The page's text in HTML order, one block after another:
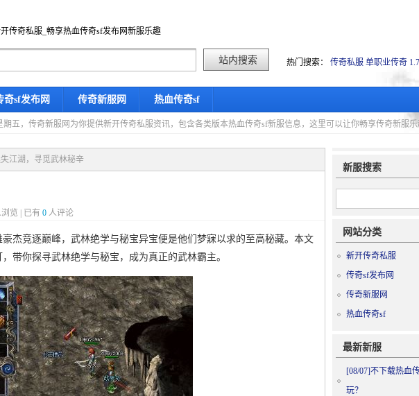
传奇私服_畅享热血传奇sf发布网新服乐趣
热门搜索： 传奇私服 单职业传奇
奇sf发布网 传奇新服网 热血传奇sf
期五，传奇新服网为你提供新开传奇私服资讯，包含各类版本热血传奇sf新服信息，这里可以让你畅享传奇新服
江湖，寻觅武林秘辛
浏览 | 已有 0 人评论
杰竞逐巅峰，武林绝学与秘宝异宝便是他们梦寐以求的至高秘藏。本文
带你探寻武林绝学与秘宝，成为真正的武林霸主。
新服搜索
网站分类
新开传奇私服
传奇sf发布网
传奇新服网
热血传奇sf
最新新服
[08/07]不下载热血
玩？